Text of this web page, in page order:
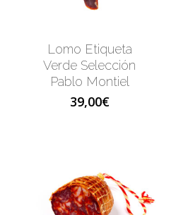
Lomo Etiqueta
Verde Selección
Pablo Montiel
39,00€